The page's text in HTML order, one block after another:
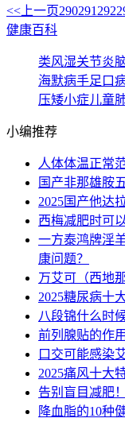
<< 上一页290291 292
健康百科
类风湿关节炎
海默病手足口
压矮小症儿童
小编推荐
人体体温正常
国产非那雄胺
2025国产他达
西梅减肥时可
一方泰鸿牌淫
康问题？
万艾可（西地
2025糖尿病十
八段锦什么时
前列腺贴的作
口交可能感染
2025痛风十大
告别盲目减肥
降血脂的10种